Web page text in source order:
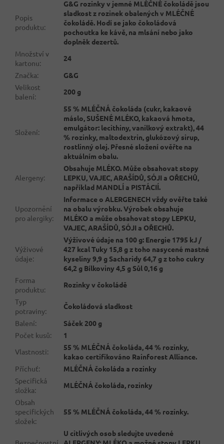
Popis
produktu:
G&G rozinky v jemné MLÉČNÉ čokoládě jsou
sladkost z rozinek obalených v MLÉČNÉ
čokoládě. Hodí se jako čokoládová
pochoutka ke kávě, na mlsání nebo jako
doplněk dezertů.
Množství v
kartonu:
24
Značka:
G&G
Velikost
balení:
200 g
Složení:
55 % MLÉČNÁ čokoláda (cukr, kakaové
máslo, SUŠENÉ MLÉKO, kakaová hmota,
emulgátor: lecithiny, vanilkový extrakt), 44
% rozinky, maltodextrin, glukózový sirup,
rostlinný olej. Přesné složení ověřte na
aktuálním obalu.
Alergeny:
Obsahuje MLÉKO. Může obsahovat stopy
LEPKU, VAJEC, ARAŠÍDŮ, SÓJI a OŘECHŮ,
například MANDLÍ a PISTÁCIÍ.
Upozornění
pro alergiky:
Informace o ALERGENECH vždy ověřte také
na obalu výrobku. Výrobek obsahuje
MLÉKO a může obsahovat stopy LEPKU,
VAJEC, ARAŠÍDŮ, SÓJI a OŘECHŮ.
Výživové
údaje:
Výživové údaje na 100 g: Energie 1795 kJ /
427 kcal Tuky 15,8 g z toho nasycené mastné
kyseliny 9,9 g Sacharidy 64,7 g z toho cukry
64,2 g Bílkoviny 4,5 g Sůl 0,16 g
Forma
produktu:
Rozinky v čokoládě
Typ
potraviny:
Čokoládová sladkost
Balení:
Sáček 200 g
Počet kusů:
1
Vlastnosti:
55 % MLÉČNÁ čokoláda, 44 % rozinky,
kakao certifikováno Rainforest Alliance.
Příchuť:
MLÉČNÁ čokoláda a rozinky
Specifická
složka:
MLÉČNÁ čokoláda, rozinky
Obsah
specifických
složek:
55 % MLÉČNÁ čokoláda, 44 % rozinky.
U citlivých osob sledujte uvedené